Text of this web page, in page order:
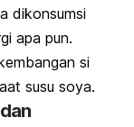
dikonsumsi
apa pun.
si
susu soya.